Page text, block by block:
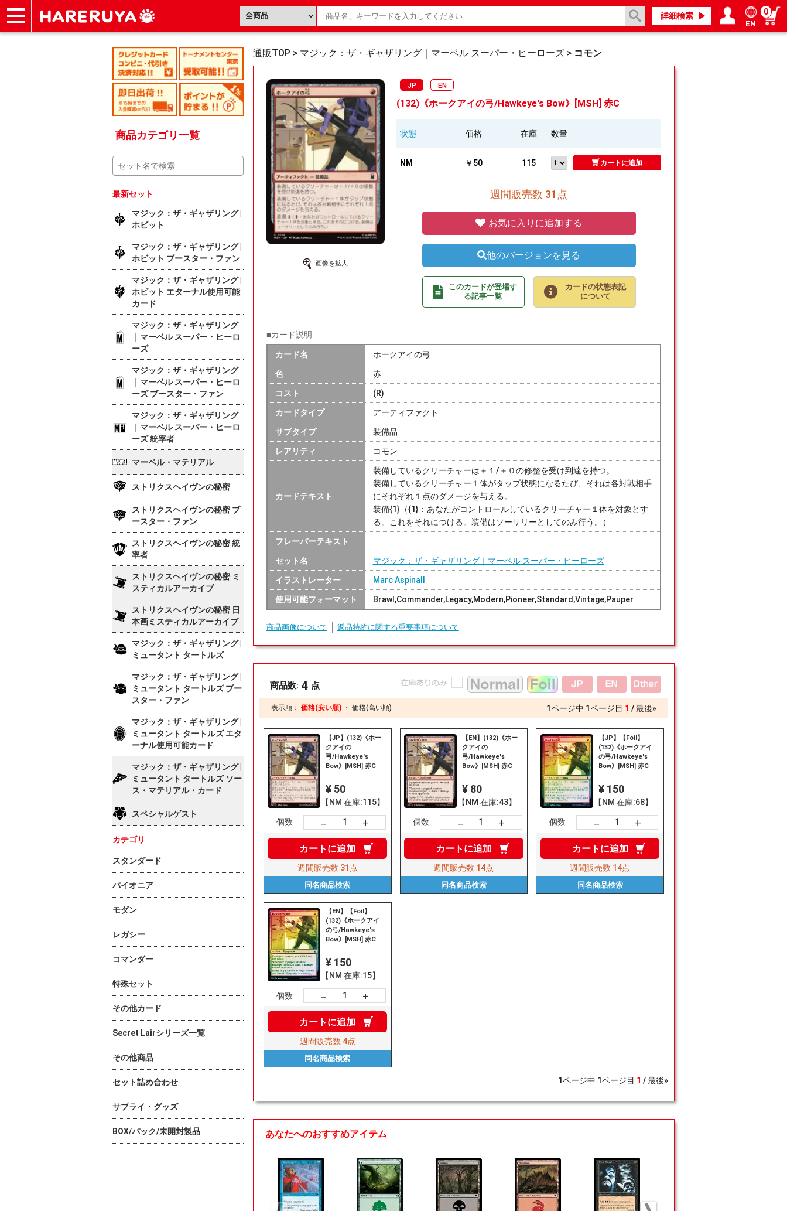
詳細検索
EN
0
商品カテゴリ一覧
通販TOP > マジック：ザ・ギャザリング｜マーベル スーパー・ヒーローズ > コモン
画像を拡大
JP EN
(132)《ホークアイの弓/Hawkeye's Bow》[MSH] 赤C
状態 価格 在庫 数量
NM ￥50 115 カートに追加
週間販売数 31点
お気に入りに追加する
他のバージョンを見る
このカードが登場す
る記事一覧
カードの状態表記
について
■カード説明
カード名 ホークアイの弓
色 赤
コスト (R)
カードタイプ アーティファクト
サブタイプ 装備品
レアリティ コモン
カードテキスト
装備しているクリーチャーは＋１/＋０の修整を受け到達を持つ。
装備しているクリーチャー１体がタップ状態になるたび、それは各対戦相手
にそれぞれ１点のダメージを与える。
装備{1}（{1}：あなたがコントロールしているクリーチャー１体を対象とす
る。これをそれにつける。装備はソーサリーとしてのみ行う。）
フレーバーテキスト
セット名 マジック：ザ・ギャザリング｜マーベル スーパー・ヒーローズ
イラストレーター Marc Aspinall
使用可能フォーマット Brawl,Commander,Legacy,Modern,Pioneer,Standard,Vintage,Pauper
商品画像について 返品特約に関する重要事項について
商品数: 4 点
表示順： 価格(安い順) ・ 価格(高い順) 1ページ中 1ページ目 1 最後»
【JP】(132)《ホー
クアイの
弓/Hawkeye's
Bow》[MSH] 赤C
¥ 50
【NM 在庫:115】
個数 － +
カートに追加
週間販売数 31点
同名商品検索
【EN】(132)《ホー
クアイの
弓/Hawkeye's
Bow》[MSH] 赤C
¥ 80
【NM 在庫:43】
個数 － +
カートに追加
週間販売数 14点
同名商品検索
【JP】【Foil】
(132)《ホークアイ
の弓/Hawkeye's
Bow》[MSH] 赤C
¥ 150
【NM 在庫:68】
個数 － +
カートに追加
週間販売数 14点
同名商品検索
【EN】【Foil】
(132)《ホークアイ
の弓/Hawkeye's
Bow》[MSH] 赤C
¥ 150
【NM 在庫:15】
個数 － +
カートに追加
週間販売数 4点
同名商品検索
1ページ中 1ページ目 1 最後»
あなたへのおすすめアイテム